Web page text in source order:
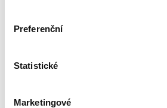
Preferenční
Statistické
Marketingové